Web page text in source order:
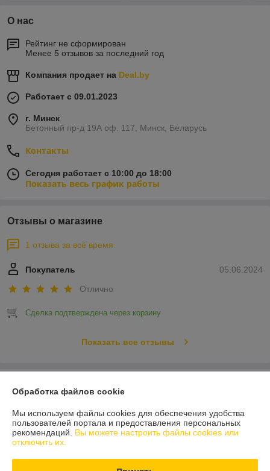
О нас
Рейтинг не сформирован
Менее 5 отзывов за последний год
Компания продает на Deal.by
Работает с 09.01.2023
г. Минск
Бетонный пр-д 19А оф. 117, Минск, Беларусь
Контакты
Сегодня работает с 10:00 до 18:00
Показать весь график работы
Отзывы о магазине
1 отзыва за всё время
05.06.2024
Покупатель
Отлично
Сделка подтверждена через корзину
Показать все отзывы
Контакты
Доставка и оплата
Обработка файлов cookie
Мы используем файлы cookies для обеспечения удобства
пользователей портала и предоставления персональных
рекомендаций. Вы можете настроить файлы cookies или
отключить их.